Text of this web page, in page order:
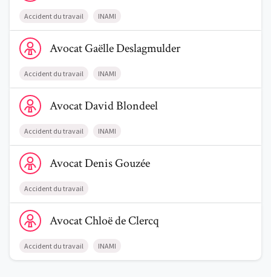
Accident du travail INAMI
Voir le profil de AvocatGaëlle Deslagmulder
AvocatGaëlleDeslagmulder
Accident du travail INAMI
Voir le profil de AvocatDavid Blondeel
AvocatDavidBlondeel
Accident du travail INAMI
Voir le profil de AvocatDenis Gouzée
AvocatDenisGouzée
Accident du travail
Voir le profil de AvocatChloë de Clercq
AvocatChloëde Clercq
Accident du travail INAMI